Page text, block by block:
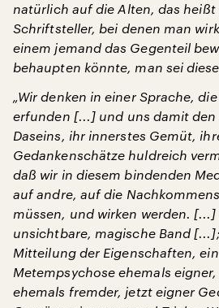
natürlich auf die Alten, das heißt
Schriftsteller, bei denen man
einem jemand das Gegenteil
behaupten könnte, man sei
„Wir denken in einer Sprache,
erfunden [...] und uns damit den
Daseins, ihr innerstes Gemüt,
Gedankenschätze huldreich
daß wir in diesem bindenden
auf andre, auf die
müssen, und wirken werden. [...]
unsichtbare, magische Band
Mitteilung der Eigenschaften,
Metempsychose ehemals
ehemals fremder, jetzt eigner